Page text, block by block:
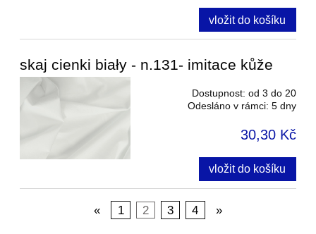
vložit do košíku
skaj cienki biały - n.131- imitace kůže
Dostupnost: od 3 do 20
Odesláno v rámci: 5 dny
30,30 Kč
vložit do košíku
« 1 2 3 4 »